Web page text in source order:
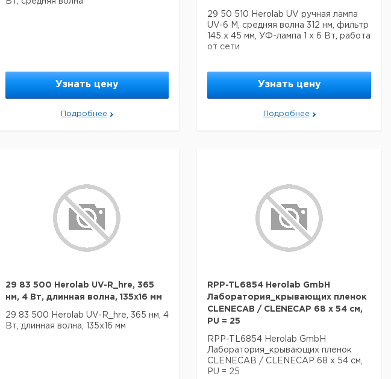
Узнать цену
Подробнее
29 50 510 Herolab UV ручная лампа
UV-6 M, средняя волна 312 нм, фильтр
145 x 45 мм, УФ-лампа 1 x 6 Вт, работа
от сети
Узнать цену
Подробнее
29 83 500 Herolab UV-R_hre, 365
нм, 4 Вт, длинная волна, 135x16 мм
29 83 500 Herolab UV-R_hre, 365 нм, 4
Вт, длинная волна, 135x16 мм
RPP-TL6854 Herolab GmbH
Лаборатория_крывающих пленок
CLENECAB / CLENECAP 68 x 54 см,
PU = 25
RPP-TL6854 Herolab GmbH
Лаборатория_крывающих пленок
CLENECAB / CLENECAP 68 x 54 см,
PU = 25